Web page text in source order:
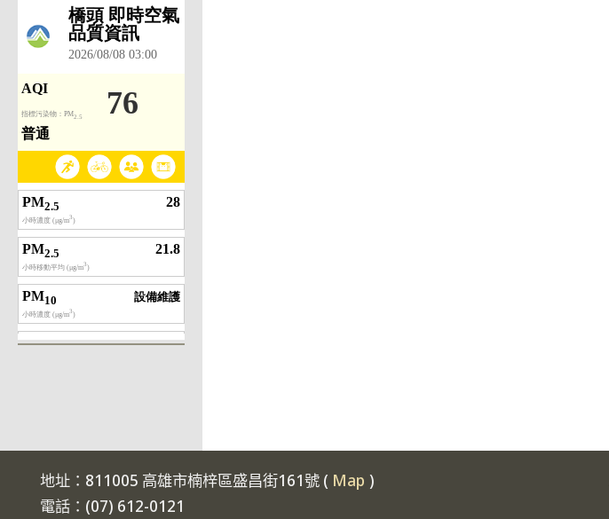
地址：811005 高雄市楠梓區盛昌街161號 ( Map )
電話：(07) 612-0121